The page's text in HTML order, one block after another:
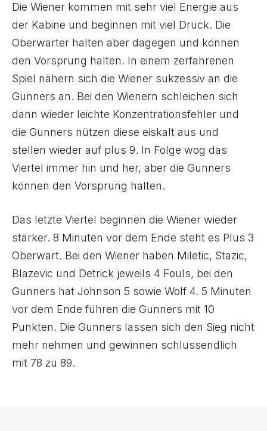
Die Wiener kommen mit sehr viel Energie aus
der Kabine und beginnen mit viel Druck. Die
Oberwarter halten aber dagegen und können
den Vorsprung halten. In einem zerfahrenen
Spiel nähern sich die Wiener sukzessiv an die
Gunners an. Bei den Wienern schleichen sich
dann wieder leichte Konzentrationsfehler und
die Gunners nützen diese eiskalt aus und
stellen wieder auf plus 9. In Folge wog das
Viertel immer hin und her, aber die Gunners
können den Vorsprung halten.
Das letzte Viertel beginnen die Wiener wieder
stärker. 8 Minuten vor dem Ende steht es Plus 3
Oberwart. Bei den Wiener haben Miletic, Stazic,
Blazevic und Detrick jeweils 4 Fouls, bei den
Gunners hat Johnson 5 sowie Wolf 4. 5 Minuten
vor dem Ende führen die Gunners mit 10
Punkten. Die Gunners lassen sich den Sieg nicht
mehr nehmen und gewinnen schlussendlich
mit 78 zu 89.